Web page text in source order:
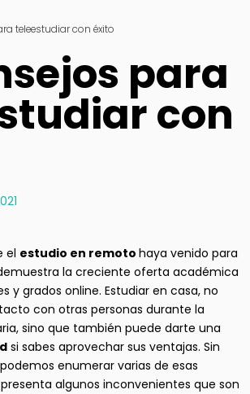
teleestudiar con éxito
para
con
el estudio en remoto haya venido para
la creciente oferta académica
y grados online. Estudiar en casa, no
con otras personas durante la
sino que también puede darte una
si sabes aprovechar sus ventajas. Sin
enumerar varias de esas
algunos inconvenientes que son